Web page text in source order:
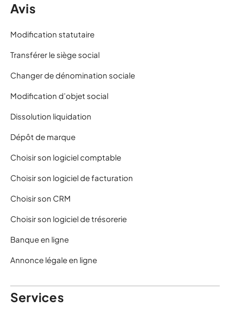
Avis
Modification statutaire
Transférer le siège social
Changer de dénomination sociale
Modification d’objet social
Dissolution liquidation
Dépôt de marque
Choisir son logiciel comptable
Choisir son logiciel de facturation
Choisir son CRM
Choisir son logiciel de trésorerie
Banque en ligne
Annonce légale en ligne
Services